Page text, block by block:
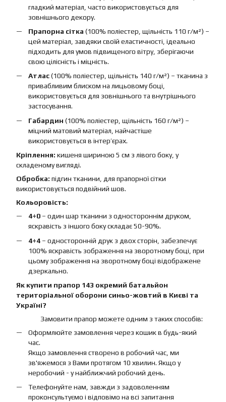
гладкий матеріал, часто використовується для
зовнішнього декору.
Прапорна сітка (100% поліестер, щільність 110 г/м²) –
цей матеріал, завдяки своїй еластичності, ідеально
підходить для умов підвищеного вітру, зберігаючи
свою цілісність і міцність.
Атлас(100% поліестер, щільність 140 г/м²) – тканина з
привабливим блиском на лицьовому боці,
використовується для зовнішнього та внутрішнього
застосування.
Габардин (100% поліестер, щільність 160 г/м²) –
міцний матовий матеріал, найчастіше
використовується в інтер’єрах.
Кріплення: кишеня шириною 5 см з лівого боку, у
складеному вигляді.
Обробка: підгин тканини, для прапорної сітки
використовується подвійний шов.
Кольоровість:
4+0 – один шар тканини з одностороннім друком,
яскравість з іншого боку складає 50-90%.
4+4 – односторонній друк з двох сторін, забезпечує
100% яскравість зображення на зворотному боці, при
цьому зображення на зворотному боці відображене
дзеркально.
Як купити прапор 143 окремий батальйон
територіальної оборони синьо-жовтий в Києві та
Україні?
Замовити прапор можете одним з таких способів:
Оформлюйте замовлення через кошик в будь-який
час.
Якщо замовлення створено в робочий час, ми
зв'яжемося з Вами протягом 10 хвилин. Якщо у
неробочий - у найближчий робочий день.
Телефонуйте нам, завжди з задоволенням
проконсультуємо і відповімо на всі запитання